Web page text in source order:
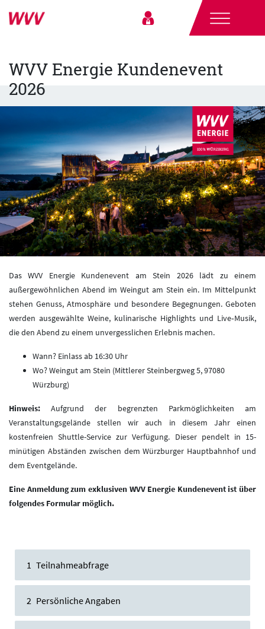
WVV Energie Kundenevent
2026
Das WVV Energie Kundenevent am Stein 2026 lädt zu einem
außergewöhnlichen Abend im Weingut am Stein ein. Im Mittelpunkt
stehen Genuss, Atmosphäre und besondere Begegnungen. Geboten
werden ausgewählte Weine, kulinarische Highlights und Live‑Musik,
die den Abend zu einem unvergesslichen Erlebnis machen.
Wann? Einlass ab 16:30 Uhr
Wo? Weingut am Stein (Mittlerer Steinbergweg 5, 97080
Würzburg)
Hinweis: Aufgrund der begrenzten Parkmöglichkeiten am
Veranstaltungsgelände stellen wir auch in diesem Jahr einen
kostenfreien Shuttle-Service zur Verfügung. Dieser pendelt in 15-
minütigen Abständen zwischen dem Würzburger Hauptbahnhof und
dem Eventgelände.
Eine Anmeldung zum exklusiven WVV Energie Kundenevent ist über
folgendes Formular möglich.
Teilnahmeabfrage
Persönliche Angaben